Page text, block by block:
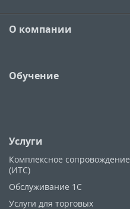
О компании
Обучение
Услуги
Комплексное сопровождение
(ИТС)
Обслуживание 1С
Услуги для торговых